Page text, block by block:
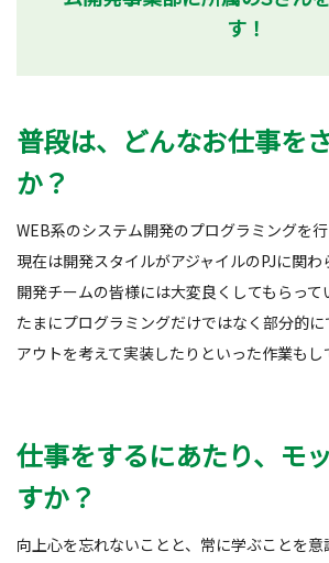
す！
普段は、どんなお仕事を
か？
WEB系のシステム開発のプログラミングを行
現在は開発スタイルがアジャイルのPJに関わ
開発チームの皆様には大変良くしてもらって
たまにプログラミングだけではなく部分的
アウトを考えて実装したりといった作業もし
仕事をするにあたり、モ
すか？
向上心を忘れないことと、常に学ぶことを意